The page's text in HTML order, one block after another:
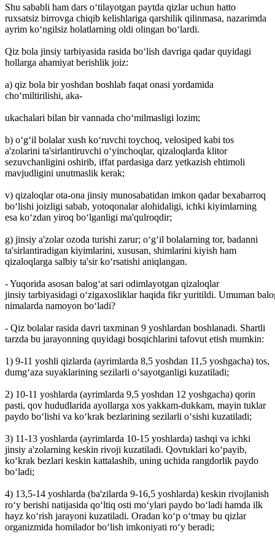
Shu sababli ham dars o‘tilayotgan paytda qizlar uchun hatto
ruxsatsiz birrovga chiqib kelishlariga qarshilik qilinmasa, nazarimda
ayrim ko‘ngilsiz holatlarning oldi olingan bo‘lardi.
Qiz bola jinsiy tarbiyasida rasida bo‘lish davriga qadar quyidagi
hollarga ahamiyat berishlik joiz:
a) qiz bola bir yoshdan boshlab faqat onasi yordamida
cho‘miltirilishi, aka-
ukachalari bilan bir vannada cho‘milmasligi lozim;
b) o‘g‘il bolalar xush ko‘ruvchi toychoq, velosiped kabi tos
a'zolarini ta'sirlantiruvchi o‘yinchoqlar, qizaloqlarda klitor
sezuvchanligini oshirib, iffat pardasiga darz yetkazish ehtimoli
mavjudligini unutmaslik kerak;
v) qizaloqlar ota-ona jinsiy munosabatidan imkon qadar bexabarroq
bo‘lishi joizligi sabab, yotoqonalar alohidaligi, ichki kiyimlarning
esa ko‘zdan yiroq bo‘lganligi ma'qulroqdir;
g) jinsiy a'zolar ozoda turishi zarur; o‘g‘il bolalarning tor, badanni
ta'sirlantiradigan kiyimlarini, xususan, shimlarini kiyish ham
qizaloqlarga salbiy ta'sir ko‘rsatishi aniqlangan.
- Yuqorida asosan balog‘at sari odimlayotgan qizaloqlar
jinsiy tarbiyasidagi o‘zigaxosliklar haqida fikr yuritildi. Umuman
nimalarda namoyon bo‘ladi?
- Qiz bolalar rasida davri taxminan 9 yoshlardan boshlanadi. Shartli
tarzda bu jarayonning quyidagi bosqichlarini tafovut etish mumkin:
1) 9-11 yoshli qizlarda (ayrimlarda 8,5 yoshdan 11,5 yoshgacha) tos,
dumg‘aza suyaklarining sezilarli o‘sayotganligi kuzatiladi;
2) 10-11 yoshlarda (ayrimlarda 9,5 yoshdan 12 yoshgacha) qorin
pasti, qov hududlarida ayollarga xos yakkam-dukkam, mayin tuklar
paydo bo‘lishi va ko‘krak bezlarining sezilarli o‘sishi kuzatiladi;
3) 11-13 yoshlarda (ayrimlarda 10-15 yoshlarda) tashqi va ichki
jinsiy a'zolarning keskin rivoji kuzatiladi. Qovtuklari ko‘payib,
ko‘krak bezlari keskin kattalashib, uning uchida rangdorlik paydo
bo‘ladi;
4) 13,5-14 yoshlarda (ba'zilarda 9-16,5 yoshlarda) keskin rivojlanish
ro‘y berishi natijasida qo‘ltiq osti mo‘ylari paydo bo‘ladi hamda ilk
hayz ko‘rish jarayoni kuzatiladi. Oradan ko‘p o‘tmay bu qizlar
organizmida homilador bo‘lish imkoniyati ro‘y beradi;